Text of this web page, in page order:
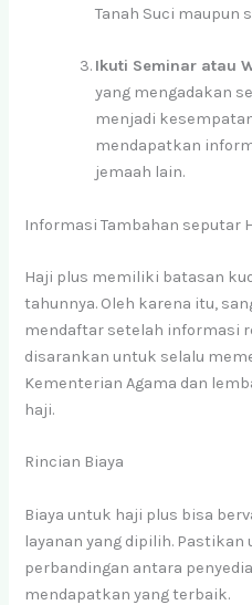
Tanah Suci maupun
Ikuti Seminar atau
yang mengadakan
menjadi
mendapatkan
jemaah lain.
Informasi Tambahan seputar
Haji plus memiliki batasan
tahunnya. Oleh karena itu,
mendaftar setelah informasi
disarankan untuk selalu
Kementerian Agama dan
haji.
Rincian Biaya
Biaya untuk haji plus bisa
layanan yang dipilih.
perbandingan antara
mendapatkan yang terbaik.